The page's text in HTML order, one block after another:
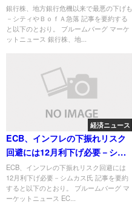
急落
銀行株、地方銀行危機以来で最悪の下げも
－シティやＢｏｆＡ急落 記事を要約する
と以下のとおり。 ブルームバーグ マーケ
ットニュース 銀行株、地...
経済ニュース
ECB、インフレの下振れリスク
回避には12月利下げ必要－シム
カス氏
ECB、インフレの下振れリスク回避には
12月利下げ必要－シムカス氏 記事を要約
すると以下のとおり。 ブルームバーグ マ
ーケットニュース EC...